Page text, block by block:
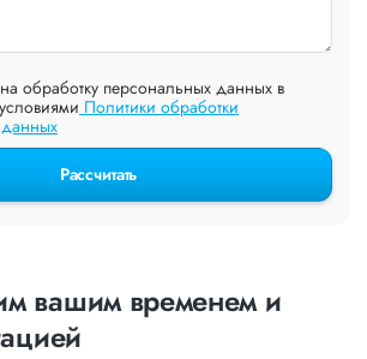
обработку персональных данных в
Политики обработки
Рассчитать
вашим временем и